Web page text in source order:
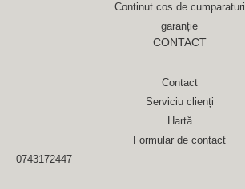
Continut cos de cumparaturi
garanție
CONTACT
Contact
Serviciu clienți
Hartă
Formular de contact
0743172447